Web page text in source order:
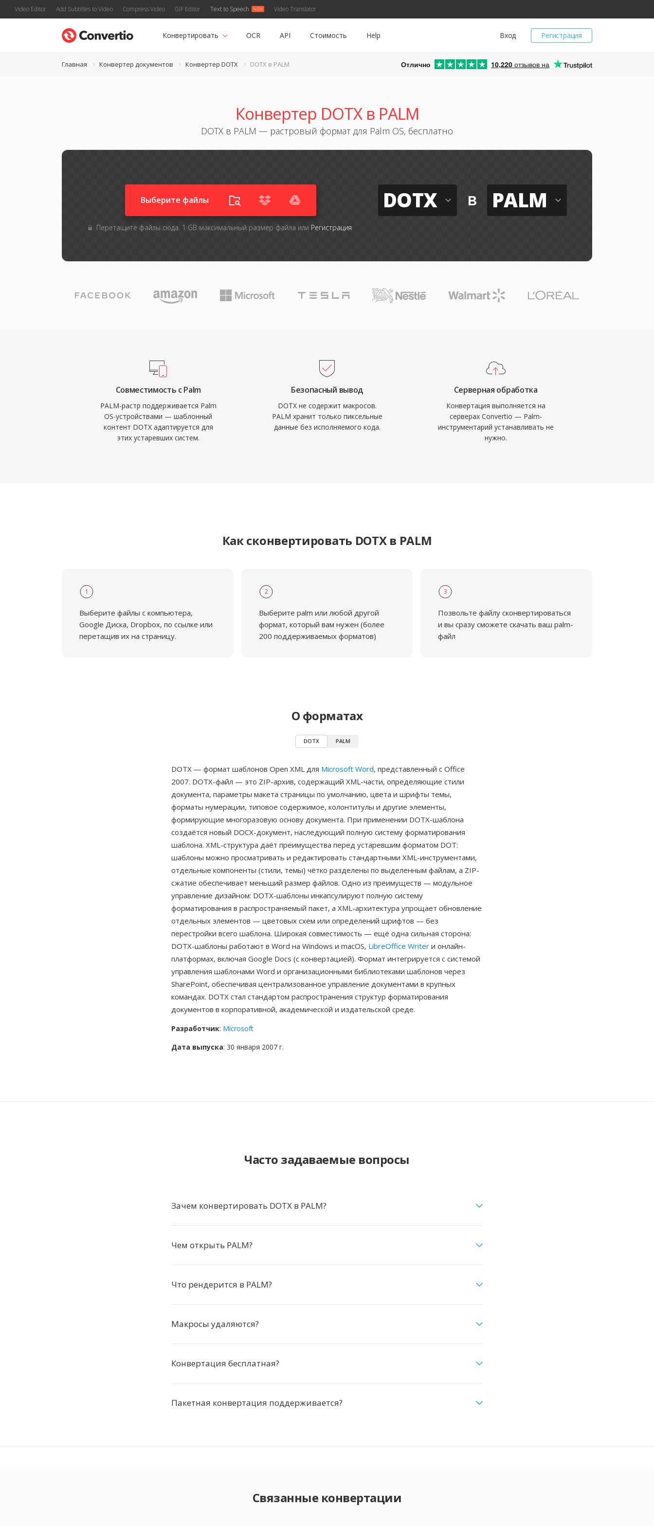
Video Editor Add Subtitles to Video Compress Video GIF Editor Text to Speech Video Translator
Регистрация
Вход
Конвертировать OCR API Стоимость Help
Главная Конвертер документов Конвертер DOTX DOTX в PALM Отлично 10,220 отзывов на
Конвертер DOTX в PALM
DOTX в PALM — растровый формат для Palm OS, бесплатно
Выберите файлы
Перетащите файлы сюда. 1 GB максимальный размер файла или Регистрация
DOTX в PALM
Совместимость с Palm
PALM-растр поддерживается Palm
OS-устройствами — шаблонный
контент DOTX адаптируется для
этих устаревших систем.
Безопасный вывод
DOTX не содержит макросов.
PALM хранит только пиксельные
данные без исполняемого кода.
Серверная обработка
Конвертация выполняется на
серверах Convertio — Palm-
инструментарий устанавливать не
нужно.
Как сконвертировать DOTX в PALM
1
Выберите файлы с компьютера,
Google Диска, Dropbox, по ссылке или
перетащив их на страницу.
2
Выберите palm или любой другой
формат, который вам нужен (более
200 поддерживаемых форматов)
3
Позвольте файлу сконвертироваться
и вы сразу сможете скачать ваш palm-
файл
О форматах
DOTX PALM
DOTX — формат шаблонов Open XML для Microsoft Word, представленный с Office
2007. DOTX-файл — это ZIP-архив, содержащий XML-части, определяющие стили
документа, параметры макета страницы по умолчанию, цвета и шрифты темы,
форматы нумерации, типовое содержимое, колонтитулы и другие элементы,
формирующие многоразовую основу документа. При применении DOTX-шаблона
создаётся новый DOCX-документ, наследующий полную систему форматирования
шаблона. XML-структура даёт преимущества перед устаревшим форматом DOT:
шаблоны можно просматривать и редактировать стандартными XML-инструментами,
отдельные компоненты (стили, темы) чётко разделены по выделенным файлам, а ZIP-
сжатие обеспечивает меньший размер файлов. Одно из преимуществ — модульное
управление дизайном: DOTX-шаблоны инкапсулируют полную систему
форматирования в распространяемый пакет, а XML-архитектура упрощает обновление
отдельных элементов — цветовых схем или определений шрифтов — без
перестройки всего шаблона. Широкая совместимость — ещё одна сильная сторона:
DOTX-шаблоны работают в Word на Windows и macOS, LibreOffice Writer и онлайн-
платформах, включая Google Docs (с конвертацией). Формат интегрируется с системой
управления шаблонами Word и организационными библиотеками шаблонов через
SharePoint, обеспечивая централизованное управление документами в крупных
командах. DOTX стал стандартом распространения структур форматирования
документов в корпоративной, академической и издательской среде.
Разработчик: Microsoft
Дата выпуска: 30 января 2007 г.
Часто задаваемые вопросы
Зачем конвертировать DOTX в PALM?
Чем открыть PALM?
Что рендерится в PALM?
Макросы удаляются?
Конвертация бесплатная?
Пакетная конвертация поддерживается?
Связанные конвертации